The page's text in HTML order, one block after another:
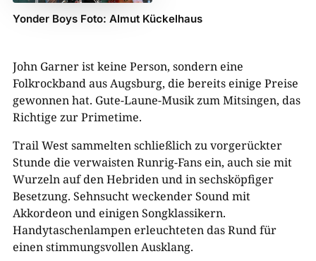
Yonder Boys Foto: Almut Kückelhaus
John Garner ist keine Person, sondern eine
Folkrockband aus Augsburg, die bereits einige Preise
gewonnen hat. Gute-Laune-Musik zum Mitsingen, das
Richtige zur Primetime.
Trail West sammelten schließlich zu vorgerückter
Stunde die verwaisten Runrig-Fans ein, auch sie mit
Wurzeln auf den Hebriden und in sechsköpfiger
Besetzung. Sehnsucht weckender Sound mit
Akkordeon und einigen Songklassikern.
Handytaschenlampen erleuchteten das Rund für
einen stimmungsvollen Ausklang.